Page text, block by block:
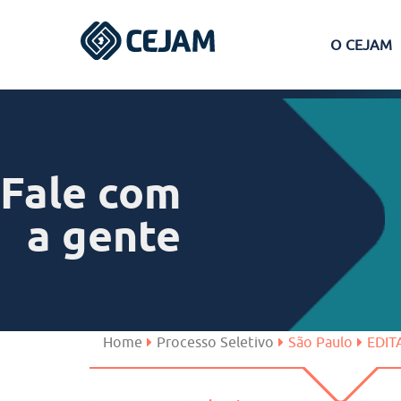
O CEJAM
Ferraz de Vasconcelos
São José dos Campos
Fale com
a gente
Home Processo Seletivo São Paulo